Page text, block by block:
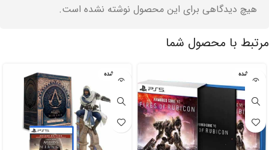
هیچ دیدگاهی برای این محصول نوشته نشده است.
مرتبط با محصول شما
تمام شده تمام شده